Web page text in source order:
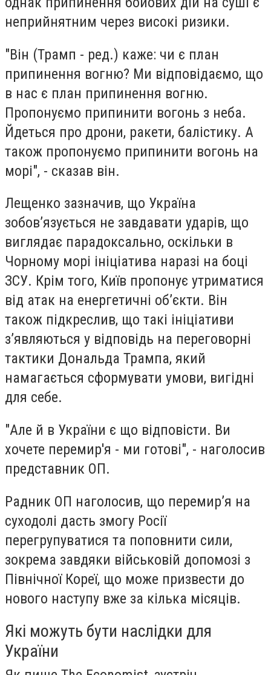
неприйнятним через високі ризики.
"Він (Трамп - ред.) каже: чи є план
припинення вогню? Ми відповідаємо, що
в нас є план припинення вогню.
Пропонуємо припинити вогонь з неба.
Йдеться про дрони, ракети, балістику. А
також пропонуємо припинити вогонь на
морі", - сказав він.
Лещенко зазначив, що Україна
зобов’язується не завдавати ударів, що
виглядає парадоксально, оскільки в
Чорному морі ініціатива наразі на боці
ЗСУ. Крім того, Київ пропонує утриматися
від атак на енергетичні об’єкти. Він
також підкреслив, що такі ініціативи
з’являються у відповідь на переговорні
тактики Дональда Трампа, який
намагається сформувати умови, вигідні
для себе.
"Але й в України є що відповісти. Ви
хочете перемир'я - ми готові", - наголосив
представник ОП.
Радник ОП наголосив, що перемир’я на
суходолі дасть змогу Росії
перегрупуватися та поповнити сили,
зокрема завдяки військовій допомозі з
Північної Кореї, що може призвести до
нового наступу вже за кілька місяців.
Які можуть бути наслідки для
України